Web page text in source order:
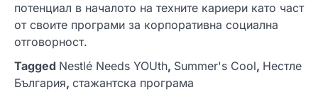
потенциал в началото на техните кариери като част
от своите програми за корпоративна социална
отговорност.
Tagged Nestlé Needs YOUth, Summer's Cool, Нестле
България, стажантска програма